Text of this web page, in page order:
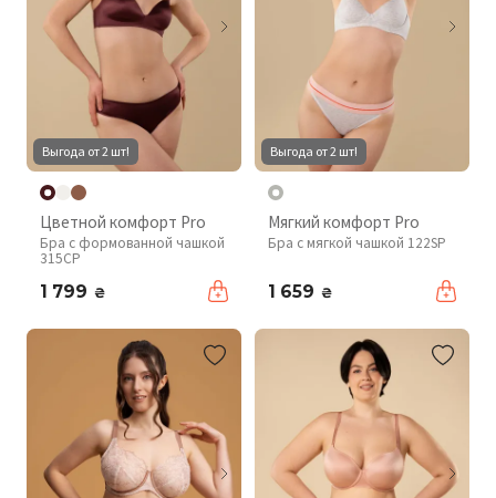
Выгода от 2 шт!
Цветной комфорт Pro
Бра с формованной чашкой
315CP
1 799 ₴
Выгода от 2 шт!
Мягкий комфорт Pro
Бра с мягкой чашкой 122SP
1 659 ₴